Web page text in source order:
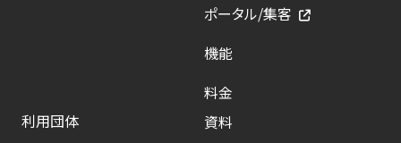
ポータル/集客
機能
料金
利用団体
資料